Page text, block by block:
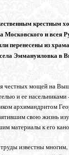
крестным
Московского и всея
перенесены из
Эммануиловка в
честных мощей на
и ее
архимандритом
свою жизнь
материалы к его
известны многим,